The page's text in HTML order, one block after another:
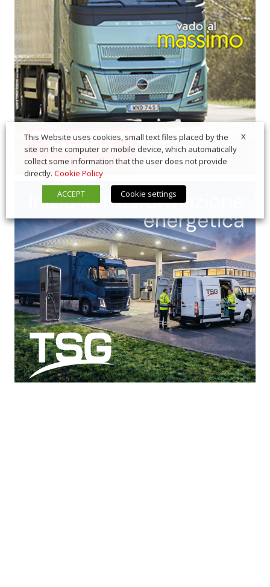
X
This Website uses cookies, small text files placed by the
site on the computer or mobile device, which automatically
collect some information that the user does not provide
directly. Cookie Policy
ACCEPT
Cookie settings